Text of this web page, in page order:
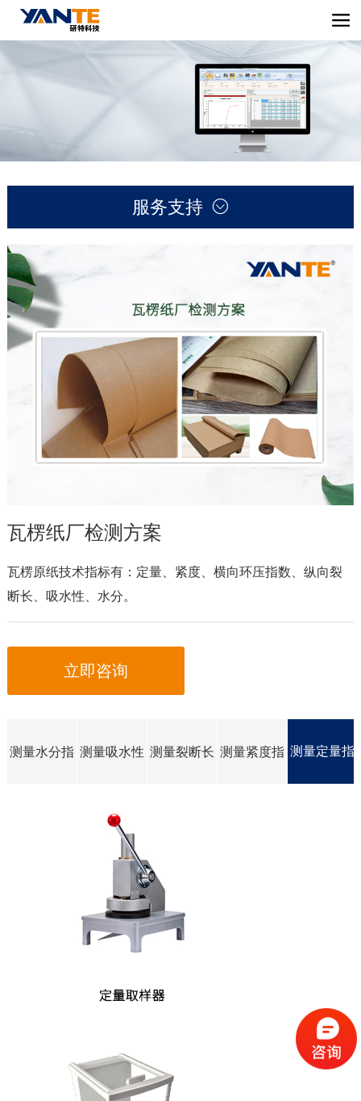
服务支持 
瓦楞纸厂检测方案
瓦楞原纸技术指标有：定量、紧度、横向环压指数、纵向裂
断长、吸水性、水分。
立即咨询
测量水分指 测量吸水性
所需仪器
测量裂断长 测量紧度指 测量定量指